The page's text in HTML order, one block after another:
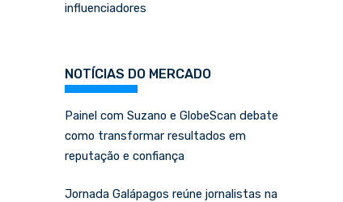
influenciadores
NOTÍCIAS DO MERCADO
Painel com Suzano e GlobeScan debate
como transformar resultados em
reputação e confiança
Jornada Galápagos reúne jornalistas na